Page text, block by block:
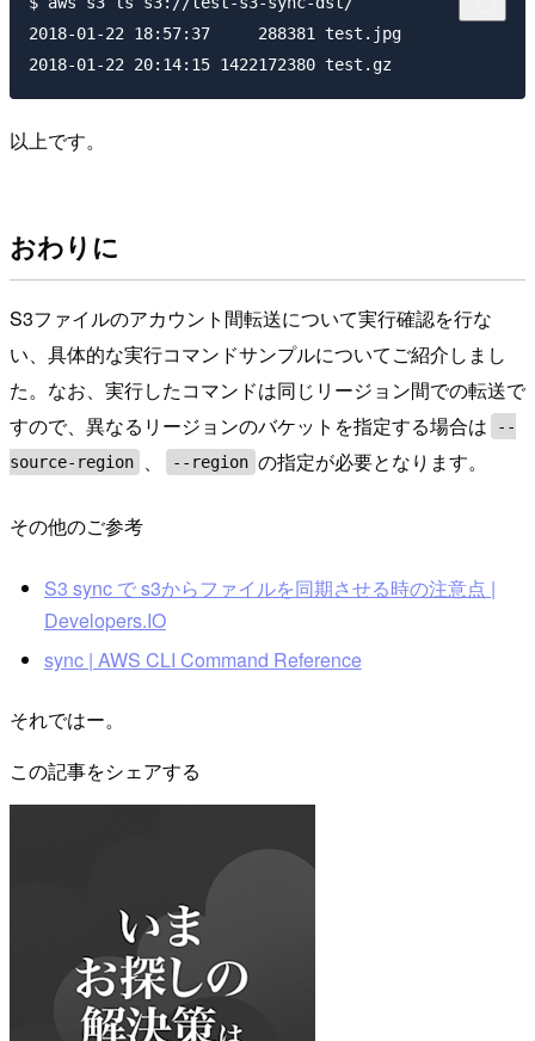
2018-01-22 18:57:37     288381 test.jpg
以上です。
おわりに
S3ファイルのアカウント間転送について実行確認を行な
い、具体的な実行コマンドサンプルについてご紹介しまし
た。なお、実行したコマンドは同じリージョン間での転送で
すので、異なるリージョンのバケットを指定する場合は
--
source-region
、 --region の指定が必要となります。
その他のご参考
S3 sync で s3からファイルを同期させる時の注意点 |
Developers.IO
sync | AWS CLI Command Reference
それではー。
この記事をシェアする